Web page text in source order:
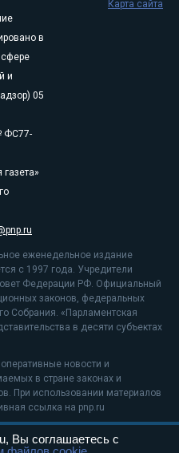
в
и
05
ФС77-
еженедельное издание
с 1997 года. Учредители
Федерации РФ. Официальный
законов, федеральных
Собрания. «Парламентская
в десяти субъектах
новости и
в стране законах и
При использовании материалов
ссылка на pnp.ru
рекомендательные
Карта сайта
Вы соглашаетесь с